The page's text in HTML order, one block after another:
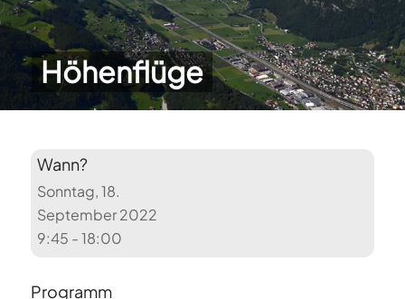
Höhenflüge
Wann?
Sonntag, 18.
September 2022
9:45 - 18:00
Programm